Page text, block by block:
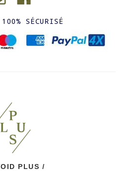
SÉCURISÉ
PLUS /